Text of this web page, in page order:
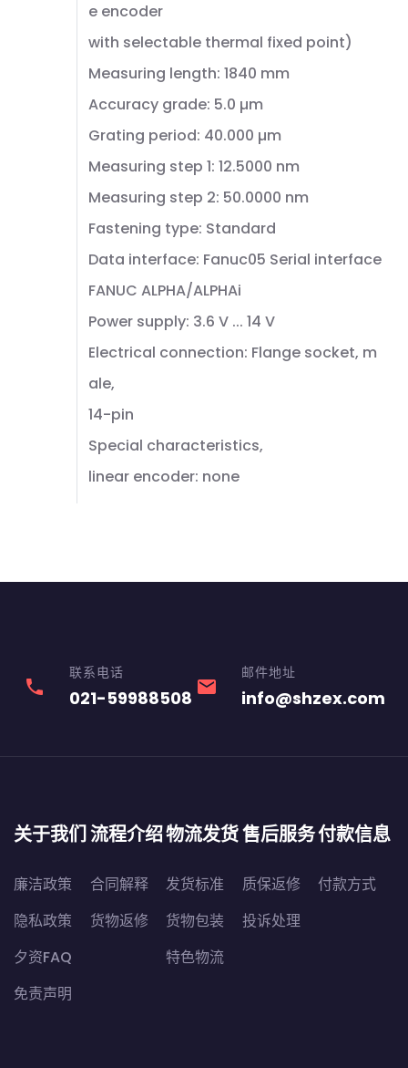
e encoder
with selectable thermal fixed point)
Measuring length: 1840 mm
Accuracy grade: 5.0 µm
Grating period: 40.000 µm
Measuring step 1: 12.5000 nm
Measuring step 2: 50.0000 nm
Fastening type: Standard
Data interface: Fanuc05 Serial interface
FANUC ALPHA/ALPHAi
Power supply: 3.6 V ... 14 V
Electrical connection: Flange socket, m
ale,
14-pin
Special characteristics,
linear encoder: none
phone
联系电话
021-59988508 email
邮件地址
info@shzex.com
关于我们
廉洁政策
隐私政策
夕资FAQ
免责声明
流程介绍
合同解释
货物返修
物流发货
发货标准
货物包装
特色物流
售后服务
质保返修
投诉处理
付款信息
付款方式